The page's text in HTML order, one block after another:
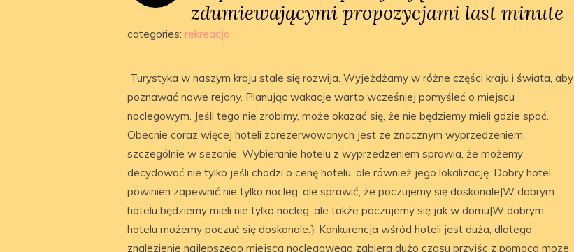
zdumiewającymi propozycjami last minute
categories: rekreacja
Turystyka w naszym kraju stale się rozwija. Wyjeżdżamy w różne części kraju i świata, aby
poznawać nowe rejony. Planując wakacje warto wcześniej pomyśleć o miejscu
noclegowym. Jeśli tego nie zrobimy, może okazać się, że nie będziemy mieli gdzie spać.
Obecnie coraz więcej hoteli zarezerwowanych jest ze znacznym wyprzedzeniem,
szczególnie w sezonie. Wybieranie hotelu z wyprzedzeniem sprawia, że możemy
decydować nie tylko jeśli chodzi o cenę hotelu, ale również jego lokalizację. Dobry hotel
powinien zapewnić nie tylko nocleg, ale sprawić, że poczujemy się doskonale|W dobrym
hotelu będziemy mieli nie tylko nocleg, ale także poczujemy się jak w domu|W dobrym
hotelu możemy poczuć się doskonale.}. Konkurencja wśród hoteli jest duża, dlatego
znalezienie najlepszego miejsca noclegowego zabiera dużo czasu przyjśc z pomoca moze